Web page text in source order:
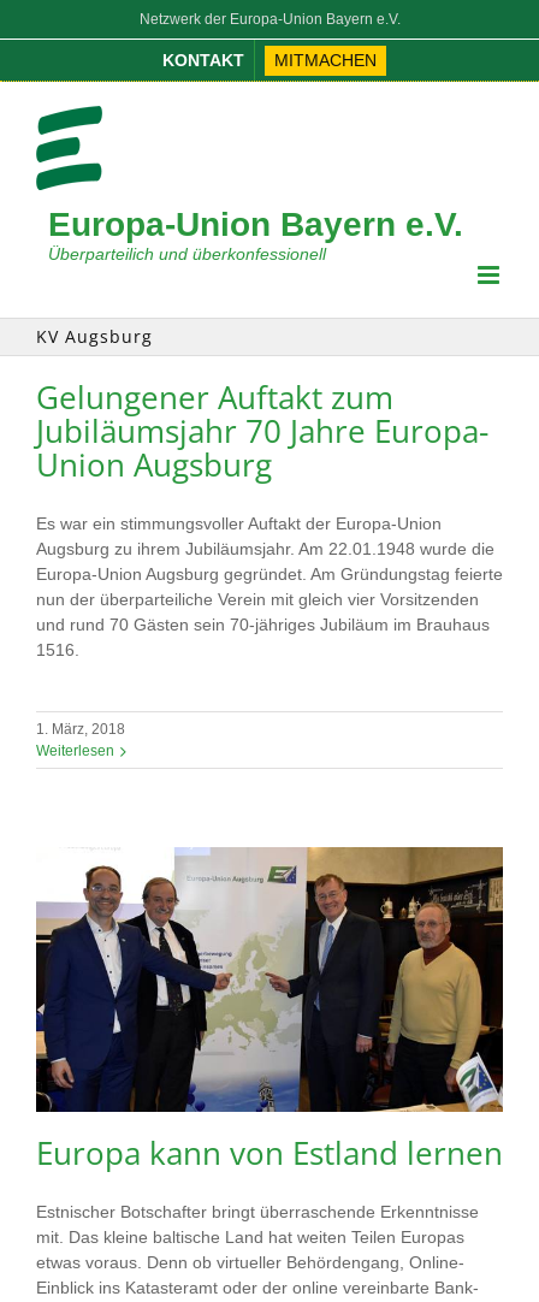
Inhalt
Netzwerk der Europa-Union Bayern e.V.
KONTAKT MITMACHEN
Europa-Union Bayern e.V.
Überparteilich und überkonfessionell
KV Augsburg
Gelungener Auftakt zum
Jubiläumsjahr 70 Jahre Europa-
Union Augsburg
Es war ein stimmungsvoller Auftakt der Europa-Union
Augsburg zu ihrem Jubiläumsjahr. Am 22.01.1948 wurde die
Europa-Union Augsburg gegründet. Am Gründungstag feierte
nun der überparteiliche Verein mit gleich vier Vorsitzenden
und rund 70 Gästen sein 70-jähriges Jubiläum im Brauhaus
1516.
1. März, 2018
Weiterlesen
Europa kann von Estland lernen
Estnischer Botschafter bringt überraschende Erkenntnisse
mit. Das kleine baltische Land hat weiten Teilen Europas
etwas voraus. Denn ob virtueller Behördengang, Online-
Einblick ins Katasteramt oder der online vereinbarte Bank-